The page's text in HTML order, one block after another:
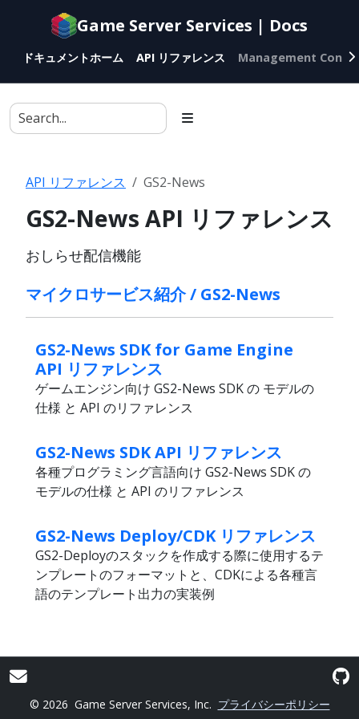
Documentation
agents
Game Server Services | Docs
ドキュメントホーム API リファレンス Management
API リファレンス GS2-News
GS2-News API リファレンス
おしらせ配信機能
マイクロサービス紹介 / GS2-News
GS2-News SDK for Game Engine
API リファレンス
ゲームエンジン向け GS2-News SDK の モデルの
仕様 と API のリファレンス
GS2-News SDK API リファレンス
各種プログラミング言語向け GS2-News SDK の
モデルの仕様 と API のリファレンス
GS2-News Deploy/CDK リファレンス
GS2-Deployのスタックを作成する際に使用するテ
ンプレートのフォーマットと、CDKによる各種言
語のテンプレート出力の実装例
© 2026 Game Server Services, Inc. プライバシーポリシー